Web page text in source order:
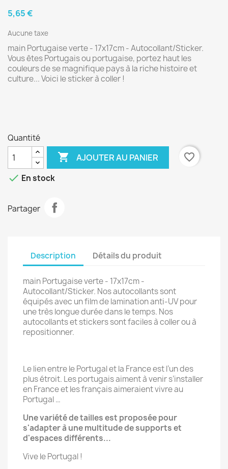
5,65 €
Aucune taxe
main Portugaise verte - 17x17cm - Autocollant/Sticker.
Vous êtes Portugais ou portugaise, portez haut les
couleurs de se magnifique pays à la riche histoire et
culture... Voici le sticker à coller !
Quantité
 AJOUTER AU PANIER
favorite_border
 En stock
Partager
Description Détails du produit
main Portugaise verte - 17x17cm -
Autocollant/Sticker. Nos autocollants sont
équipés avec un film de lamination anti-UV pour
une très longue durée dans le temps. Nos
autocollants et stickers sont faciles à coller ou à
repositionner.
Le lien entre le Portugal et la France est l’un des
plus étroit. Les portugais aiment à venir s’installer
en France et les français aimeraient vivre au
Portugal …
Une variété de tailles est proposée pour
s'adapter à une multitude de supports et
d'espaces différents...
Vive le Portugal !